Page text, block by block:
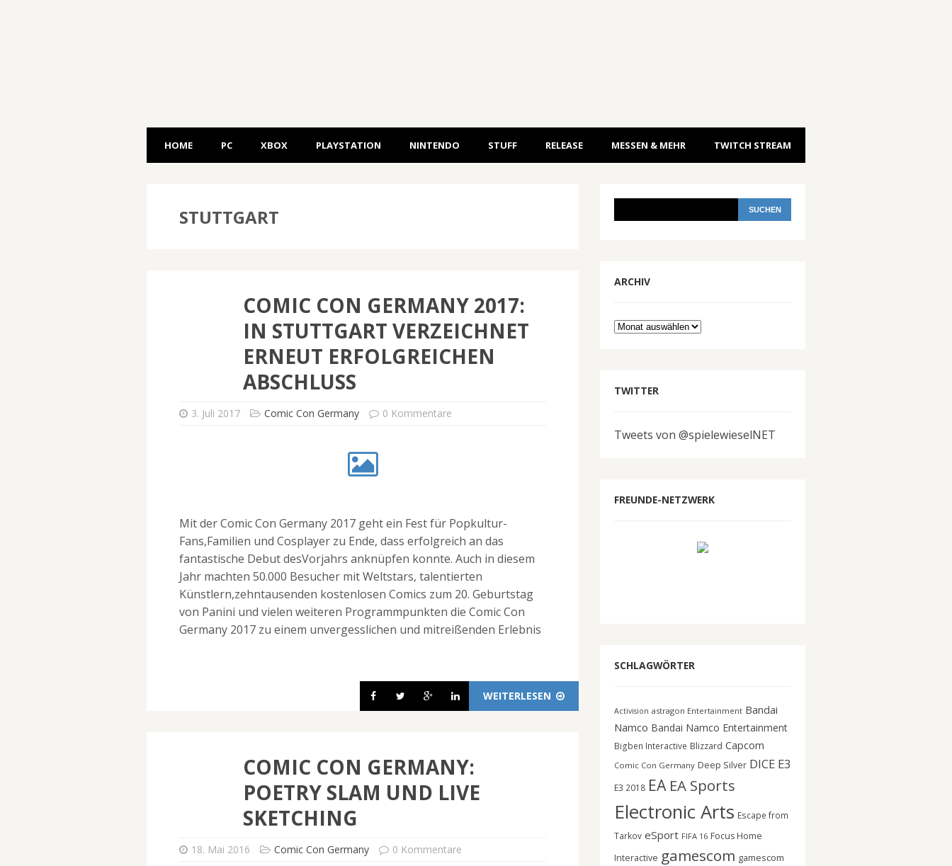
HOME PC XBOX PLAYSTATION NINTENDO STUFF RELEASE MESSEN & MEHR TWITCH STREAM
STUTTGART
COMIC CON GERMANY 2017:
IN STUTTGART VERZEICHNET
ERNEUT ERFOLGREICHEN
ABSCHLUSS
3. Juli 2017 Comic Con Germany 0 Kommentare
Mit der Comic Con Germany 2017 geht ein Fest für Popkultur-
Fans,Familien und Cosplayer zu Ende, dass erfolgreich an das
fantastische Debut desVorjahrs anknüpfen konnte. Auch in diesem
Jahr machten 50.000 Besucher mit Weltstars, talentierten
Künstlern,zehntausenden kostenlosen Comics zum 20. Geburtstag
von Panini und vielen weiteren Programmpunkten die Comic Con
Germany 2017 zu einem unvergesslichen und mitreißenden Erlebnis
WEITERLESEN
COMIC CON GERMANY:
POETRY SLAM UND LIVE
SKETCHING
18. Mai 2016 Comic Con Germany 0 Kommentare
ARCHIV
Archiv
TWITTER
Tweets von @spielewieselNET
FREUNDE-NETZWERK
SCHLAGWÖRTER
Activision astragon Entertainment Bandai
Namco Bandai Namco Entertainment
Bigben Interactive Blizzard Capcom
Comic Con Germany Deep Silver DICE E3
E3 2018 EA EA Sports
Electronic Arts Escape from
Tarkov eSport FIFA 16 Focus Home
Interactive gamescom gamescom